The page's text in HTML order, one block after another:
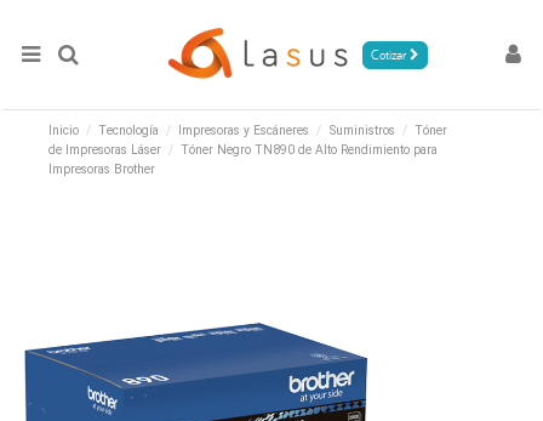
Cotizar
Inicio Tecnología Impresoras y Escáneres Suministros
Tóner
de Impresoras Láser
Tóner Negro TN890 de Alto Rendimiento para
Impresoras Brother